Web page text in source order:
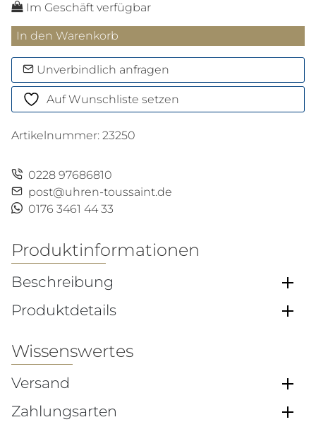
Im Geschäft verfügbar
Formula
1
Red
Bull
Menge
In den Warenkorb
Unverbindlich anfragen
Auf Wunschliste setzen
Artikelnummer: 23250
0228 97686810
post@uhren-toussaint.de
0176 3461 44 33
Produktinformationen
Beschreibung
Produktdetails
Wissenswertes
Versand
Zahlungsarten